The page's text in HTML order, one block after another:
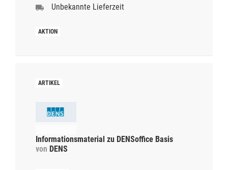
Unbekannte Lieferzeit
Informationsmaterial zu DENSoffice Basis
von DENS